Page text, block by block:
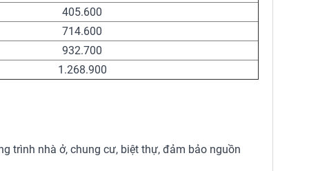
405.600
714.600
932.700
1.268.900
trình nhà ở, chung cư, biệt thự, đảm bảo nguồn